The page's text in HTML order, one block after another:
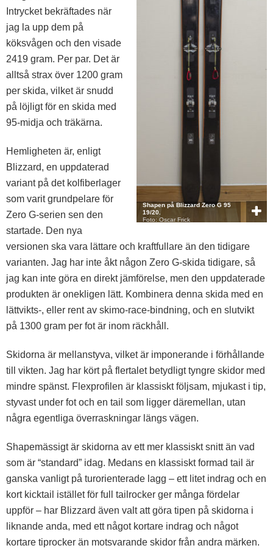
Shapen på Blizzard Zero G 95
19/20.
Foto: Oscar Frick
Intrycket bekräftades när
jag la upp dem på
köksvågen och den visade
2419 gram. Per par. Det är
alltså strax över 1200 gram
per skida, vilket är snudd
på löjligt för en skida med
95-midja och träkärna.
Hemligheten är, enligt
Blizzard, en uppdaterad
variant på det kolfiberlager
som varit grundpelare för
Zero G-serien sen den
startade. Den nya
versionen ska vara lättare och kraftfullare än den tidigare
varianten. Jag har inte åkt någon Zero G-skida tidigare, så
jag kan inte göra en direkt jämförelse, men den uppdaterade
produkten är onekligen lätt. Kombinera denna skida med en
lättvikts-, eller rent av skimo-race-bindning, och en slutvikt
på 1300 gram per fot är inom räckhåll.
Skidorna är mellanstyva, vilket är imponerande i förhållande
till vikten. Jag har kört på flertalet betydligt tyngre skidor med
mindre spänst. Flexprofilen är klassiskt följsam, mjukast i tip,
styvast under fot och en tail som ligger däremellan, utan
några egentliga överraskningar längs vägen.
Shapemässigt är skidorna av ett mer klassiskt snitt än vad
som är “standard” idag. Medans en klassiskt formad tail är
ganska vanligt på turorienterade lagg – ett litet indrag och en
kort kicktail istället för full tailrocker ger många fördelar
uppför – har Blizzard även valt att göra tipen på skidorna i
liknande anda, med ett något kortare indrag och något
kortare tiprocker än motsvarande skidor från andra märken.